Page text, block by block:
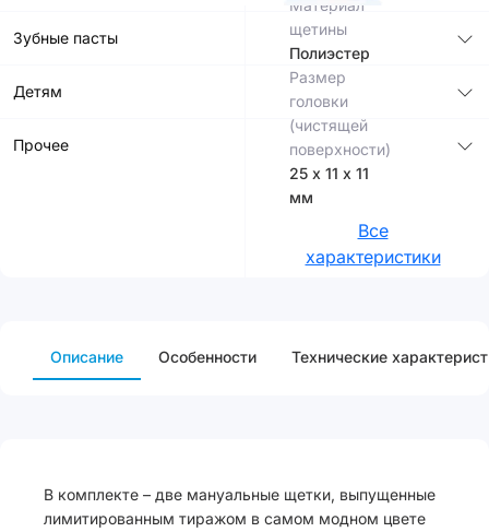
Зубные пасты
Детям
Прочее
Материал
щетины
Полиэстер
Размер
головки
(чистящей
поверхности)
25 х 11 х 11
мм
Все
характеристики
Описание Особенности Технические
В комплекте – две мануальные щетки, выпущенные
лимитированным тиражом в самом модном цвете